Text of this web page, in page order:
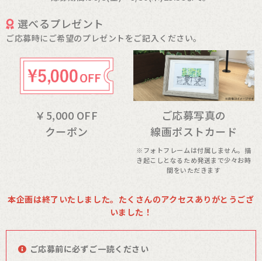
選べるプレゼント
ご応募時にご希望のプレゼントをご記入ください。
￥5,000 OFF
クーポン
ご応募写真の
線画ポストカード
※フォトフレームは付属しません。描
き起こしとなるため発送まで少々お時
間をいただきます
本企画は終了いたしました。たくさんのアクセスありがとうござ
いました！
ご応募前に必ずご一読ください